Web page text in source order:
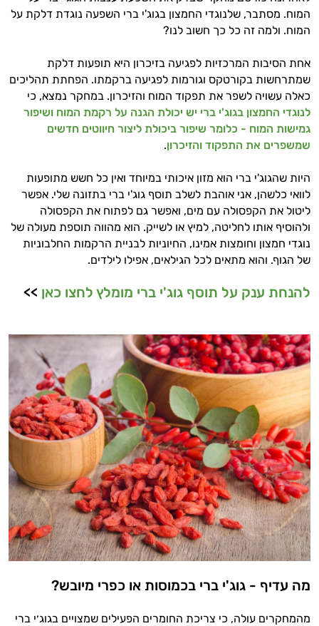
המוח. מסתבר, שלנוגדי החמצון בגוג'י ברי השפעה נוגדת דלקת על
המוח. ולמה זה כל כך חשוב לנו?
אחת הסיבות המרכזיות לפגיעה בזיכרון היא תופעות דלקת
שמתרחשות בקורטקס וגורמות לפגיעה ברקמתו. הפחתת תהליכים
כאלה עשויה לשפר את תפקוד המוח והזיכרון. במחקר נמצא, כי
לנוגדי החמצון בגוג'י ברי יש יכולת הגנה על רקמת המוח ושיפור
גמישות המוח - כלומר שיפור ביכולת ליצור חיווטים חדשים
שמשפרים את התפקוד והזיכרון.
היות שהגוג'י ברי הוא מזון איכותי במיוחד ואין כל חשש מתופעות
לוואי כלשהן, אני אוהבת לשלב תוסף גוג'י ברי בתזונה שלי. אפשר
ליטול את הקפסולה עם מים, ואפשר גם לפתוח את הקפסולה
ולהוסיף אותו לחליטה, למיץ או לשייק. הוא מהווה תוספת מעולה של
נוגדי חמצון וחומצות אמינו, החיוניות לבניית הרקמות החלבוניות
של הגוף. והוא מתאים לכל הגילאים, אפילו לילדים.
להנחת ענק על תוסף גוג'י ברי מומלץ לחצו כאן >>
מה עדיף - גוג'י ברי בכמוסות או כפרי מיובש?
מהמחקרים עולה, כי צריכת החומרים הפעילים שמצויים בגוג׳י ברי
היי,
התשובות שלי מבוססות על מאגרי מידע קליניים
וספרות מקצועית בתחומי הרפואה הטבעית
ותזונת הספורט.
אני כאן כדי לעזור לך להתאים את תוספי
התזונה ומוצרי הבריאות המדויקים למטרות
עובדים יחד כדי למקסם תוצאות גם בחיי היום
יום וגם בתחום הכושר והספורט.
המטרה שלי היא להתאים עבורך המלצות
אישיות מבוססות מדעית.